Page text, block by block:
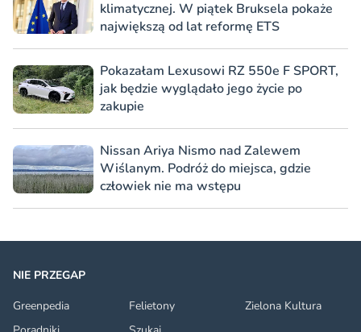
klimatycznej. W piątek Bruksela pokaże
największą od lat reformę ETS
Pokazałam Lexusowi RZ 550e F SPORT,
jak będzie wyglądało jego życie po
zakupie
Nissan Ariya Nismo nad Zalewem
Wiślanym. Podróż do miejsca, gdzie
człowiek nie ma wstępu
NIE PRZEGAP
Greenpedia
Felietony
Zielona Kultura